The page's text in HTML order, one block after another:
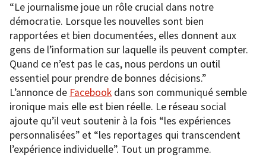
“Le journalisme joue un rôle crucial dans notre
démocratie. Lorsque les nouvelles sont bien
rapportées et bien documentées, elles donnent aux
gens de l’information sur laquelle ils peuvent compter.
Quand ce n’est pas le cas, nous perdons un outil
essentiel pour prendre de bonnes décisions.”
L’annonce de Facebook dans son communiqué semble
ironique mais elle est bien réelle. Le réseau social
ajoute qu’il veut soutenir à la fois “les expériences
personnalisées” et “les reportages qui transcendent
l’expérience individuelle”. Tout un programme.